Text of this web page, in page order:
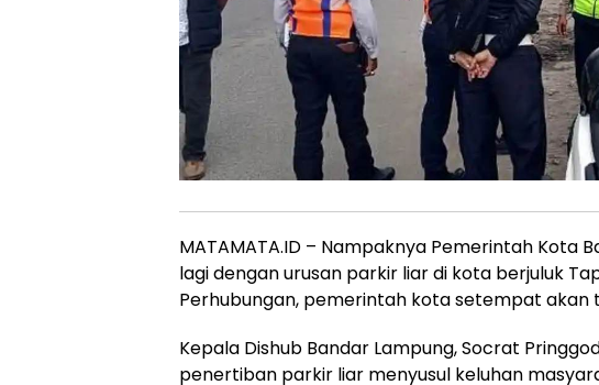
MATAMATA.ID – Nampaknya Pemerintah Kota
lagi dengan urusan parkir liar di kota berjuluk
Perhubungan, pemerintah kota setempat
Kepala Dishub Bandar Lampung,Socrat
penertiban parkir liar menyusul keluhan